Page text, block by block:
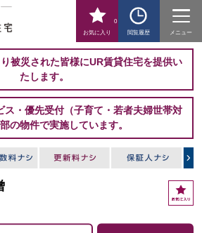
お気に入り
0
閲覧履歴
メニュー
被災された皆様にUR賃貸住宅を提供い
たします。
ス・優先受付（子育て・若者夫婦世帯対
の物件で実施しています。
お
気
入